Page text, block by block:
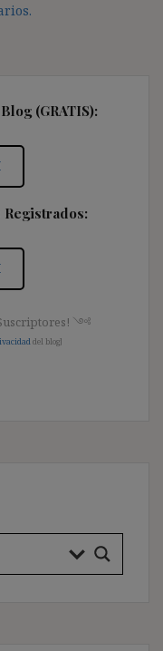
(GRATIS):
Registrados:
Suscriptores! ༺
del blog]